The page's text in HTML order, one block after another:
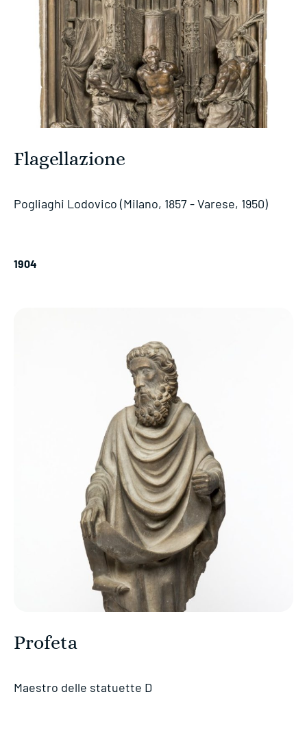
Flagellazione
Pogliaghi Lodovico (Milano, 1857 - Varese, 1950)
1904
Profeta
Maestro delle statuette D